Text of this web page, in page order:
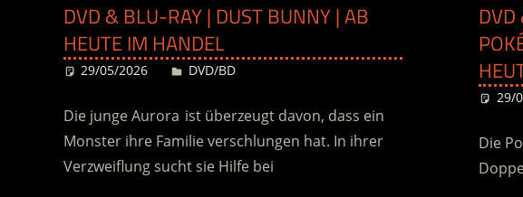
DVD & BLU-RAY | DUST BUNNY | AB
HEUTE IM HANDEL
29/05/2026 Desiree
DVD/BD
Die junge Aurora ist überzeugt davon, dass ein
Monster ihre Familie verschlungen hat. In ihrer
Verzweiflung sucht sie Hilfe bei
29/
Die